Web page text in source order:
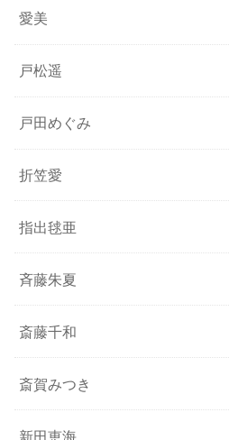
愛美
戸松遥
戸田めぐみ
折笠愛
指出毬亜
斉藤朱夏
斎藤千和
斎賀みつき
新田恵海